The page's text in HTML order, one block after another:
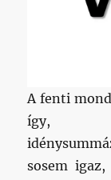
A fenti
így,
sosem